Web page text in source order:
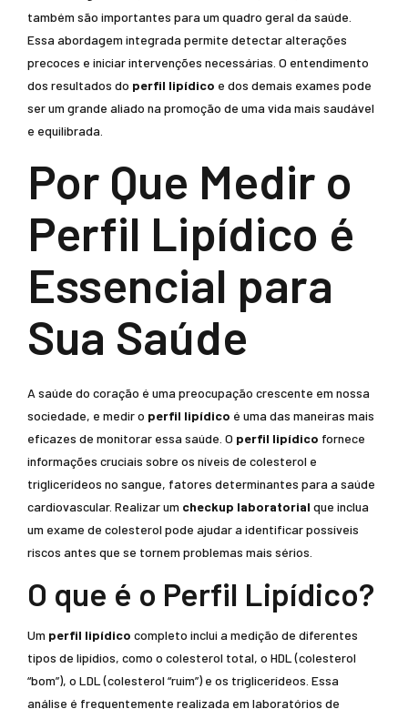
também são importantes para um quadro geral da saúde.
Essa abordagem integrada permite detectar alterações
precoces e iniciar intervenções necessárias. O entendimento
dos resultados do perfil lipídico e dos demais exames pode
ser um grande aliado na promoção de uma vida mais saudável
e equilibrada.
Por Que Medir o
Perfil Lipídico é
Essencial para
Sua Saúde
A saúde do coração é uma preocupação crescente em nossa
sociedade, e medir o perfil lipídico é uma das maneiras mais
eficazes de monitorar essa saúde. O perfil lipídico fornece
informações cruciais sobre os níveis de colesterol e
triglicerídeos no sangue, fatores determinantes para a saúde
cardiovascular. Realizar um checkup laboratorial que inclua
um exame de colesterol pode ajudar a identificar possíveis
riscos antes que se tornem problemas mais sérios.
O que é o Perfil Lipídico?
Um perfil lipídico completo inclui a medição de diferentes
tipos de lipídios, como o colesterol total, o HDL (colesterol
“bom”), o LDL (colesterol “ruim”) e os triglicerídeos. Essa
análise é frequentemente realizada em laboratórios de